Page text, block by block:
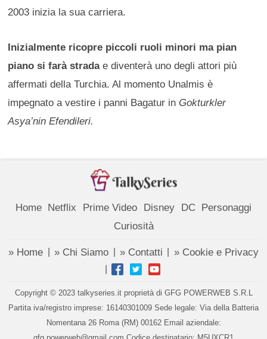
2003 inizia la sua carriera.
Inizialmente ricopre piccoli ruoli minori ma pian
piano si farà stradae diventerà uno degli attori più
affermati della Turchia. Al momento Unalmis è
impegnato a vestire i panni Bagatur in Gokturkler
Asya’nin Efendileri.
Home Netflix Prime Video Disney DC
Personaggi
Curiosità
» Home » Chi Siamo » Contatti » Cookie e Privacy
Copyright © 2023 talkyseries.it proprietà di GFG POWERWEB S.R.L
Partita iva/registro imprese: 16140301009 Sede legale: Via della Batteria
Nomentana 26 Roma (RM) 00162 Email aziendale: